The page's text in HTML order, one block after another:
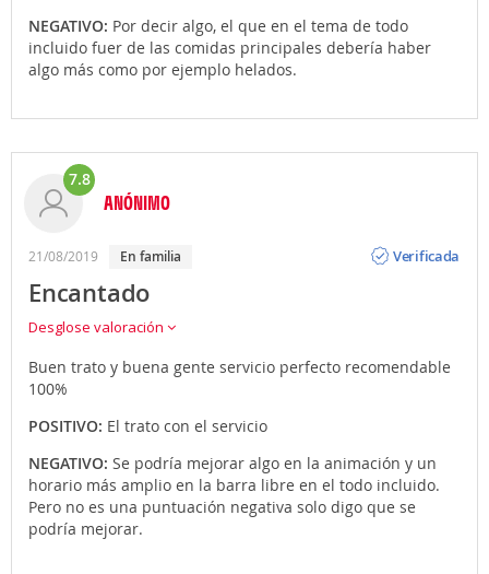
NEGATIVO: Por decir algo, el que en el tema de todo
incluido fuer de las comidas principales debería haber
algo más como por ejemplo helados.
7.8
ANÓNIMO
21/08/2019 en familia
Verificada
Encantado
Desglose valoración
Buen trato y buena gente servicio perfecto recomendable
100%
POSITIVO: El trato con el servicio
NEGATIVO: Se podría mejorar algo en la animación y un
horario más amplio en la barra libre en el todo incluido.
Pero no es una puntuación negativa solo digo que se
podría mejorar.